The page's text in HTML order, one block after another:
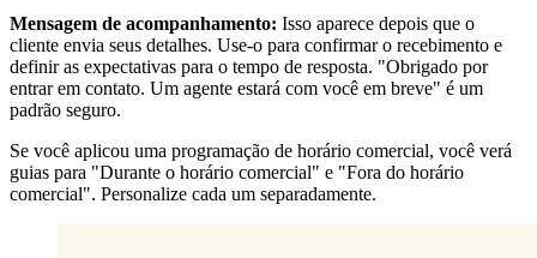
Mensagem de acompanhamento: Isso aparece depois que o
cliente envia seus detalhes. Use-o para confirmar o recebimento e
definir as expectativas para o tempo de resposta. "Obrigado por
entrar em contato. Um agente estará com você em breve" é um
padrão seguro.
Se você aplicou uma programação de horário comercial, você verá
guias para "Durante o horário comercial" e "Fora do horário
comercial". Personalize cada um separadamente.